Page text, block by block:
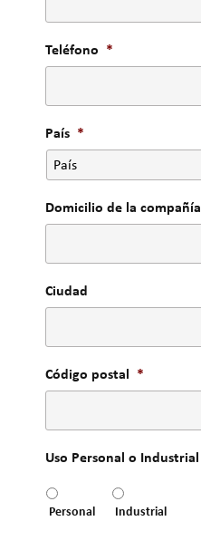
Teléfono *
País *
Domicilio de la compañía
Ciudad
Código postal *
Uso Personal o Industrial
Personal Industrial